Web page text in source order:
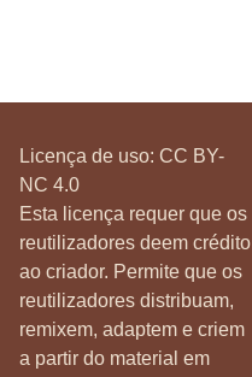
Licença de uso: CC BY-
NC 4.0
Esta licença requer que os
reutilizadores deem crédito
ao criador. Permite que os
reutilizadores distribuam,
remixem, adaptem e criem
a partir do material em